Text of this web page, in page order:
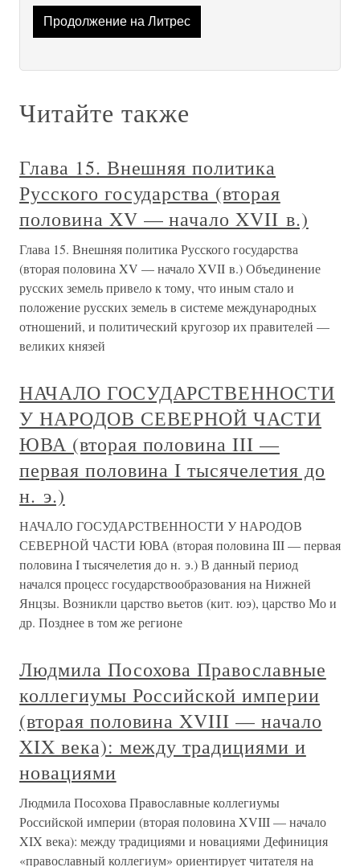
Продолжение на Литрес
Читайте также
Глава 15. Внешняя политика
Русского государства (вторая
половина XV — начало XVII в.)
Глава 15. Внешняя политика Русского государства
(вторая половина XV — начало XVII в.) Объединение
русских земель привело к тому, что иным стало и
положение русских земель в системе международных
отношений, и политический кругозор их правителей —
великих князей
НАЧАЛО ГОСУДАРСТВЕННОСТИ
У НАРОДОВ СЕВЕРНОЙ ЧАСТИ
ЮВА (вторая половина III —
первая половина I тысячелетия до
н. э.)
НАЧАЛО ГОСУДАРСТВЕННОСТИ У НАРОДОВ
СЕВЕРНОЙ ЧАСТИ ЮВА (вторая половина III — первая
половина I тысячелетия до н. э.) В данный период
начался процесс государствообразования на Нижней
Янцзы. Возникли царство вьетов (кит. юэ), царство Мо и
др. Позднее в том же регионе
Людмила Посохова Православные
коллегиумы Российской империи
(вторая половина XVIII — начало
XIX века): между традициями и
новациями
Людмила Посохова Православные коллегиумы
Российской империи (вторая половина XVIII — начало
XIX века): между традициями и новациями Дефиниция
«православный коллегиум» ориентирует читателя на